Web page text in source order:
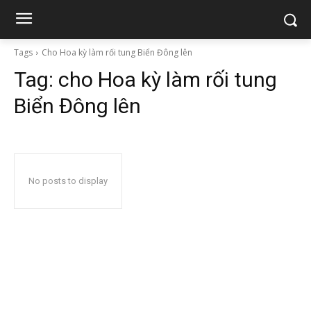
Tags Cho Hoa kỳ làm rối tung Biển Đông lên
Tag: cho Hoa kỳ làm rối tung
Biển Đông lên
No posts to display